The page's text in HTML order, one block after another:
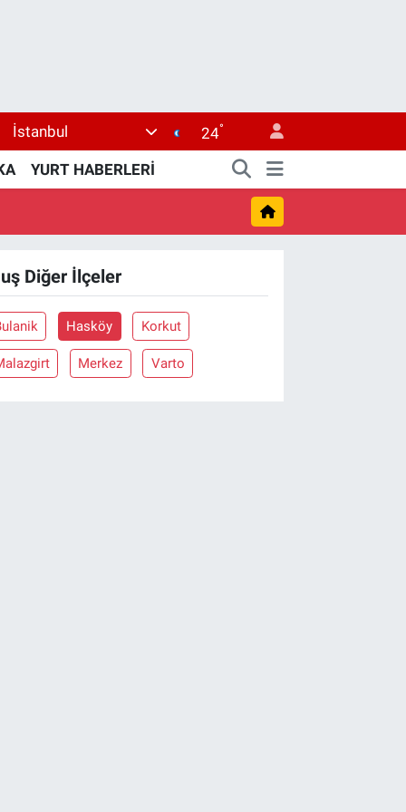
İstanbul 24°
YURT HABERLERİ
Diğer İlçeler
Hasköy Korkut
Merkez Varto